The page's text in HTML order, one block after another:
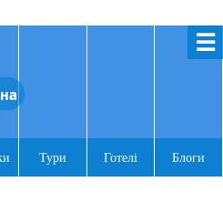
☰
Тури Готелі Блоги